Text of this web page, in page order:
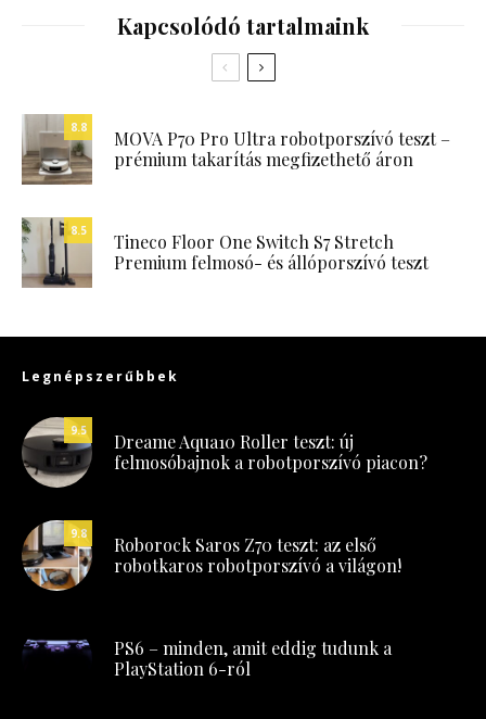
Kapcsolódó tartalmaink
8.8
MOVA P70 Pro Ultra robotporszívó teszt –
prémium takarítás megfizethető áron
8.5
Tineco Floor One Switch S7 Stretch
Premium felmosó- és állóporszívó teszt
Legnépszerűbbek
9.5
Dreame Aqua10 Roller teszt: új
felmosóbajnok a robotporszívó piacon?
9.8
Roborock Saros Z70 teszt: az első
robotkaros robotporszívó a világon!
PS6 – minden, amit eddig tudunk a
PlayStation 6-ról